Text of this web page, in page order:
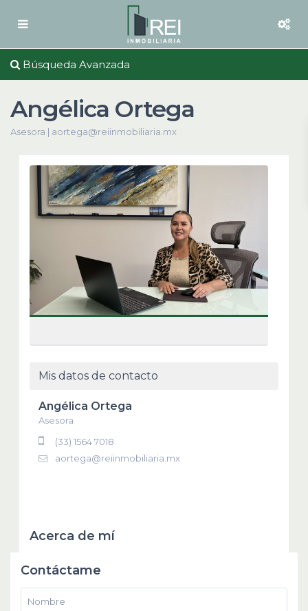
Búsqueda Avanzada
Angélica Ortega
Asesora | aortega@reiinmobiliaria.mx
Mis datos de contacto
Angélica Ortega
Asesora
(33) 1564 7018
aortega@reiinmobiliaria.mx
Acerca de mí
Contáctame